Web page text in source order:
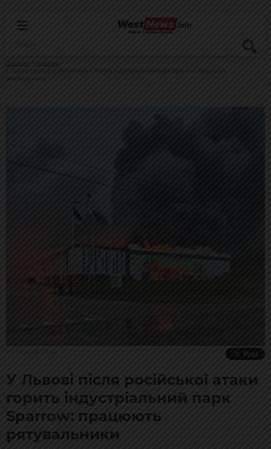
Головна
Новини
У Львові після російської атаки горить індустріальний парк Sparrow: працюють
рятувальники
У Львові після російської атаки
горить індустріальний парк
Sparrow: працюють
рятувальники